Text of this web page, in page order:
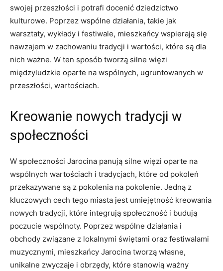
swojej przeszłości i potrafi docenić dziedzictwo
kulturowe. ​Poprzez⁢ wspólne działania, ⁣takie⁤ jak‍
warsztaty, wykłady i festiwale, mieszkańcy wspierają ‍się
nawzajem w zachowaniu tradycji⁤ i wartości, które są dla‌
nich ważne.⁤ W ten sposób tworzą silne​ więzi
międzyludzkie oparte​ na wspólnych, ugruntowanych​ w
przeszłości,⁣ wartościach.
Kreowanie nowych ⁤tradycji w
społeczności
W społeczności Jarocina panują silne więzi oparte na
wspólnych wartościach i tradycjach, które od pokoleń
przekazywane są z pokolenia‍ na pokolenie. ​Jedną z
⁣kluczowych cech tego miasta jest umiejętność ⁣kreowania
nowych tradycji, które integrują społeczność i budują
poczucie‌ wspólnoty. Poprzez wspólne działania ‌i
obchody ‍związane z‍ lokalnymi świętami oraz festiwalami‌
muzycznymi, mieszkańcy ⁢Jarocina tworzą własne,​
unikalne zwyczaje i obrzędy, które stanowią ważny